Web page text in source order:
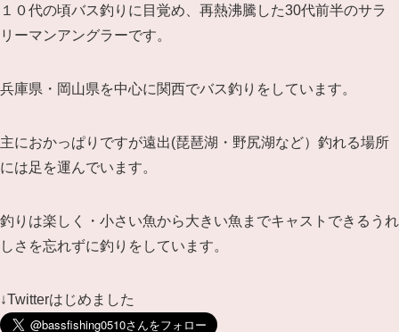
１０代の頃バス釣りに目覚め、再熱沸騰した30代前半のサラ
リーマンアングラーです。
兵庫県・岡山県を中心に関西でバス釣りをしています。
主におかっぱりですが遠出(琵琶湖・野尻湖など）釣れる場所
には足を運んでいます。
釣りは楽しく・小さい魚から大きい魚までキャストできるうれ
しさを忘れずに釣りをしています。
↓Twitterはじめました